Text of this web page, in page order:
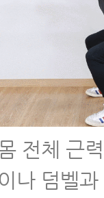
전체 근
나 덤벨